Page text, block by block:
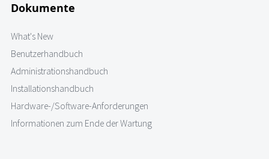
Dokumente
What's New
Benutzerhandbuch
Administrationshandbuch
Installationshandbuch
Hardware-/Software-Anforderungen
Informationen zum Ende der Wartung